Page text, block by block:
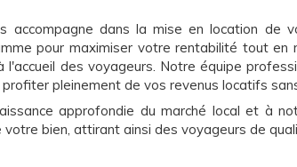
accompagne dans la mise en location de
pour maximiser votre rentabilité tout en
l'accueil des voyageurs. Notre équipe
pleinement de vos revenus locatifs
approfondie du marché local et à
bien, attirant ainsi des voyageurs de